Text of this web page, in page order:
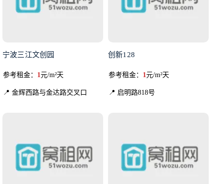
宁波三江文创园
参考租金： 1元/m²天
📍 金辉西路与金达路交叉口
创新128
参考租金： 1元/m²天
📍 启明路818号